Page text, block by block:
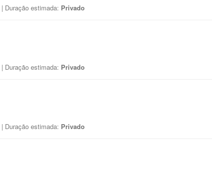
| Duração estimada: Privado
| Duração estimada: Privado
| Duração estimada: Privado